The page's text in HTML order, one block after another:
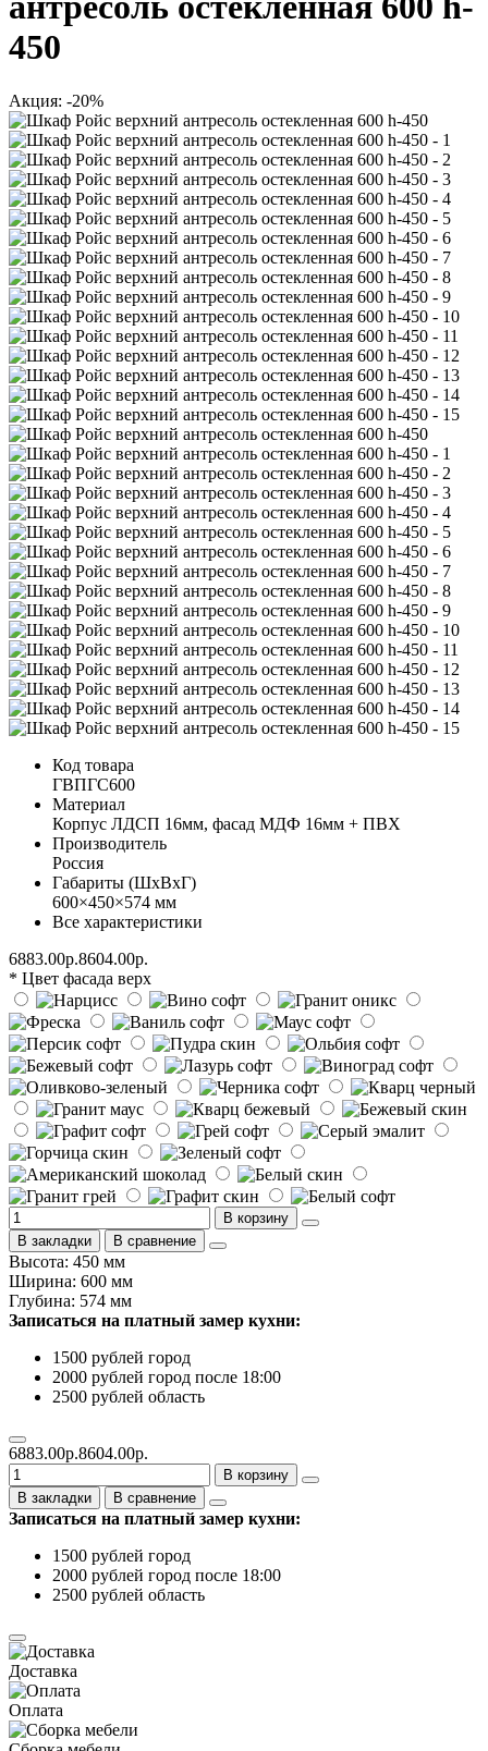
450
Акция: -20%
Код товара
ГВПГС600
Материал
Корпус ЛДСП 16мм, фасад МДФ 16мм + ПВХ
Производитель
Россия
Габариты (ШхВхГ)
600×450×574 мм
Все характеристики
6883.00р.8604.00р.
* Цвет фасада верх
В корзину
В закладки
В сравнение
Высота: 450 мм
Ширина: 600 мм
Глубина: 574 мм
Записаться на платный замер кухни:
1500 рублей город
2000 рублей город после 18:00
2500 рублей область
6883.00р.8604.00р.
В корзину
В закладки
В сравнение
Записаться на платный замер кухни:
1500 рублей город
2000 рублей город после 18:00
2500 рублей область
Доставка
Оплата